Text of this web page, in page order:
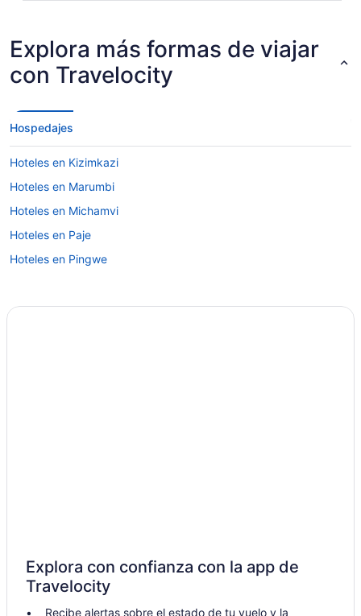
Explora más formas de viajar
con Travelocity
Hospedajes
Hoteles en Kizimkazi
Hoteles en Marumbi
Hoteles en Michamvi
Hoteles en Paje
Hoteles en Pingwe
Explora con confianza con la app de
Travelocity
Recibe alertas sobre el estado de tu vuelo y la